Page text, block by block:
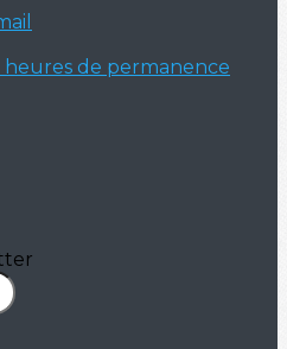
heures de permanence